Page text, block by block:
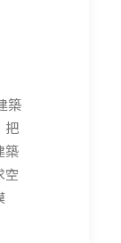
築
把
築
空